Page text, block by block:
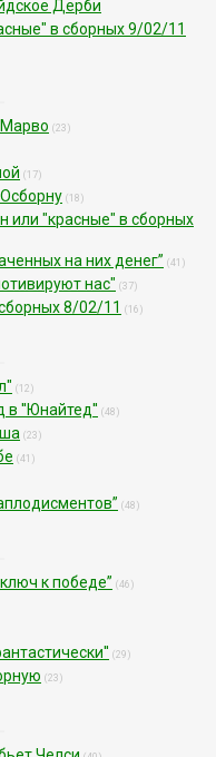
Дерби
в сборных 9/02/11
Марво (23)
(17)
(18)
или "красные" в сборных
на них денег” (41)
нас" (37)
8/02/11 (16)
(12)
в ''Юнайтед'' (48)
(23)
(41)
(48)
к победе” (46)
(29)
(23)